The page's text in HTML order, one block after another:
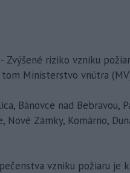
- Zvýšené riziko vzniku
Ministerstvo vnútra
Bánovce nad Bebravou,
Nové Zámky, Komárno,
vzniku požiaru je